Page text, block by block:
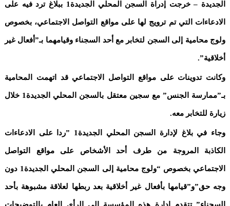
الجديدة – خرجت إدراة السجن المحلي الجديدة1 ببلاغ ترد فيه على
الادعاءات التي تم ترويج لها على مواقع التواصل الاجتماعي، بخصوص
ولوج محامية إلى السجن لتخابر مع أحد السجناء وقيامهما بـ”أفعال غير
أخلاقية”.
وكانت تدوينات على مواقع التواصل الاجتماعي قد اتهمت المحامية
بـ”ممارسة الجنس” مع سجين معتقل بالسجن المحلي الجديدة1 خلال
زيارة للتخابر معه.
وجاء في بلاغ لإدارة السجن المحلي الجديدة1 ”ردا على الادعاءات
الكاذبة المروجة من طرف أحد الأشخاص على مواقع التواصل
الاجتماعي بخصوص “ولوج محامية إلى السجن المحلي الجديدة1 دون
وجه حق”و”قيامها بأفعال غير أخلاقية بعد ربطها لعلاقة مشبوهة بأحد
السجناء” تتقدم إدارة هذه المؤسسة إلى الرأي العام بالتوضيحات